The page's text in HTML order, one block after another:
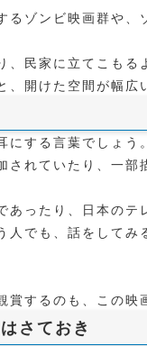
ゾンビ映画群や、
、民家に立てこも
開けた空間が幅広
する言葉でしょう。
れていたり、一部
ったり、日本の
でも、話をして
するのも、この映
さておき